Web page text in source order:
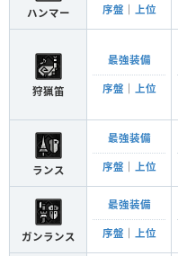
ハンマー 序盤 上位
狩猟笛
最強装備
序盤 上位
ランス
最強装備
序盤 上位
ガンランス
最強装備
序盤 上位